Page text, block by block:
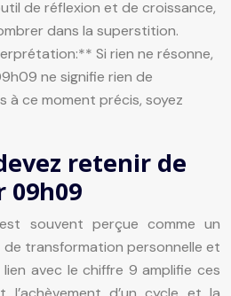
de réflexion et de croissance,
dans la superstition.
Si rien ne résonne,
ne signifie rien de
à ce moment précis, soyez
retenir de
09h09
souvent perçue comme un
de transformation personnelle et
avec le chiffre 9 amplifie ces